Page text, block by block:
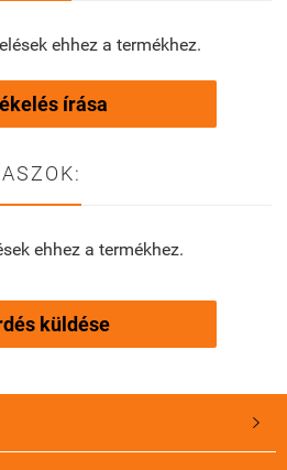
ehhez a termékhez.
írása
ehhez a termékhez.
küldése
